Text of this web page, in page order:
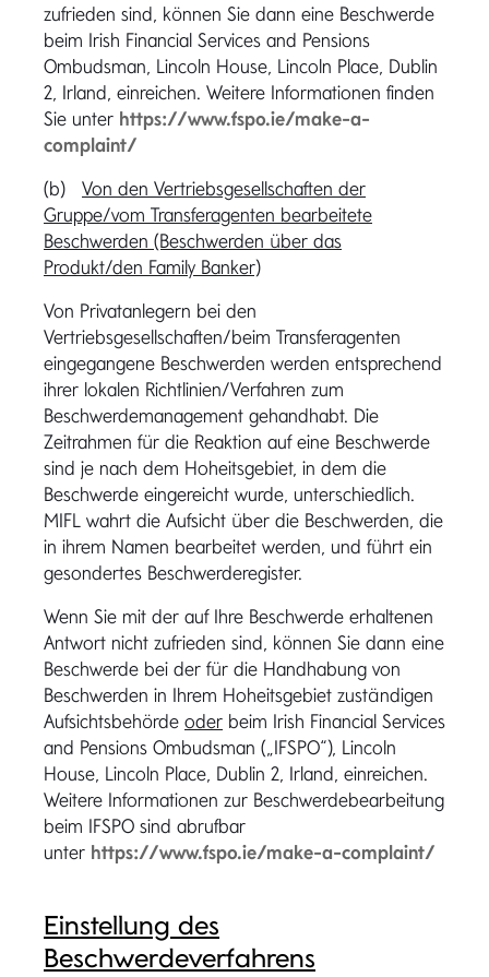
zufrieden sind, können Sie dann eine Beschwerde
beim Irish Financial Services and Pensions
Ombudsman, Lincoln House, Lincoln Place, Dublin
2, Irland, einreichen. Weitere Informationen finden
Sie unter https://www.fspo.ie/make-a-
complaint/
(b) Von den Vertriebsgesellschaften der
Gruppe/vom Transferagenten bearbeitete
Beschwerden (Beschwerden über das
Produkt/den Family Banker)
Von Privatanlegern bei den
Vertriebsgesellschaften/beim Transferagenten
eingegangene Beschwerden werden entsprechend
ihrer lokalen Richtlinien/Verfahren zum
Beschwerdemanagement gehandhabt. Die
Zeitrahmen für die Reaktion auf eine Beschwerde
sind je nach dem Hoheitsgebiet, in dem die
Beschwerde eingereicht wurde, unterschiedlich.
MIFL wahrt die Aufsicht über die Beschwerden, die
in ihrem Namen bearbeitet werden, und führt ein
gesondertes Beschwerderegister.
Wenn Sie mit der auf Ihre Beschwerde erhaltenen
Antwort nicht zufrieden sind, können Sie dann eine
Beschwerde bei der für die Handhabung von
Beschwerden in Ihrem Hoheitsgebiet zuständigen
Aufsichtsbehörde oder beim Irish Financial Services
and Pensions Ombudsman („IFSPO“), Lincoln
House, Lincoln Place, Dublin 2, Irland, einreichen.
Weitere Informationen zur Beschwerdebearbeitung
beim IFSPO sind abrufbar
unter https://www.fspo.ie/make-a-complaint/
Einstellung des
Beschwerdeverfahrens